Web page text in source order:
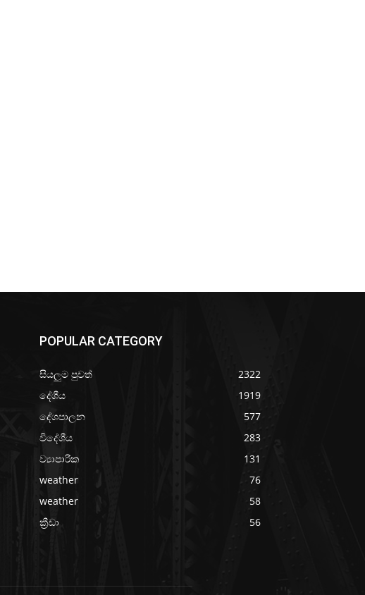
POPULAR CATEGORY
සියලුම පුවත්
2322
දේශීය
1919
දේශපාලන
577
විදේශීය
283
ව්‍යාපාරික
131
weather
76
weather
58
ක්‍රීඩා
56